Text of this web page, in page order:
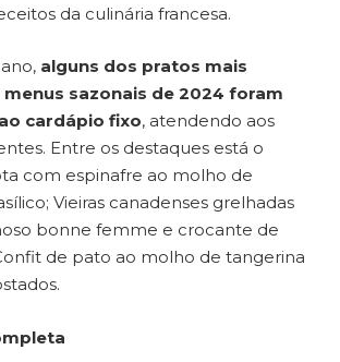
da culinária francesa.
alguns dos pratos mais
sazonais de 2024 foram
cardápio fixo, atendendo aos
Entre os destaques está o
com espinafre ao molho de
Vieiras canadenses grelhadas
bonne femme e crocante de
de pato ao molho de tangerina